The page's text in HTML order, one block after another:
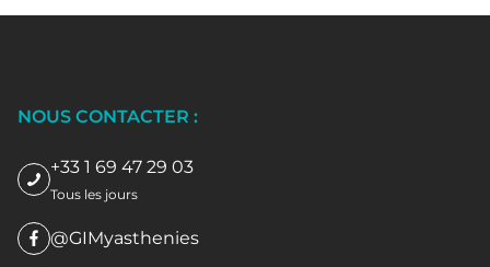
NOUS CONTACTER :
+33 1 69 47 29 03
Tous les jours
@GIMyasthenies